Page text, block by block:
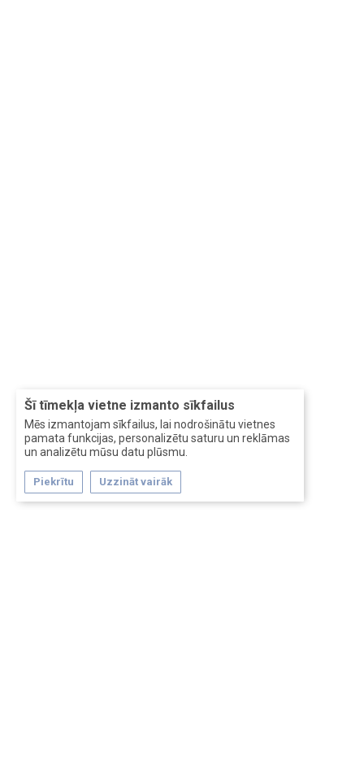
Šī tīmekļa vietne izmanto sīkfailus
Mēs izmantojam sīkfailus, lai nodrošinātu vietnes
pamata funkcijas, personalizētu saturu un reklāmas
un analizētu mūsu datu plūsmu.
Piekrītu Uzzināt vairāk